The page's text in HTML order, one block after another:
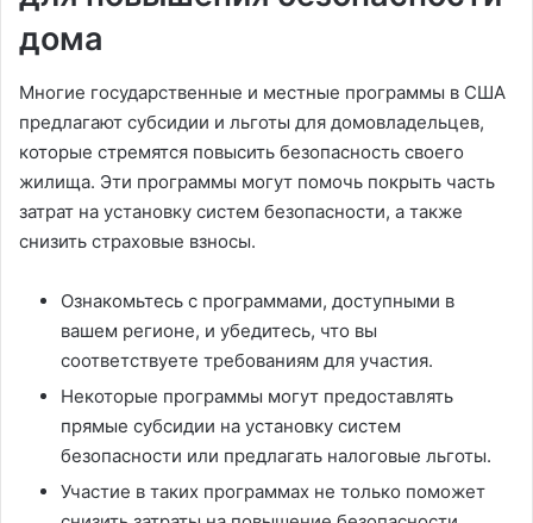
дома
Многие государственные и местные программы в США
предлагают субсидии и льготы для домовладельцев,
которые стремятся повысить безопасность своего
жилища. Эти программы могут помочь покрыть часть
затрат на установку систем безопасности, а также
снизить страховые взносы.
Ознакомьтесь с программами, доступными в
вашем регионе, и убедитесь, что вы
соответствуете требованиям для участия.
Некоторые программы могут предоставлять
прямые субсидии на установку систем
безопасности или предлагать налоговые льготы.
Участие в таких программах не только поможет